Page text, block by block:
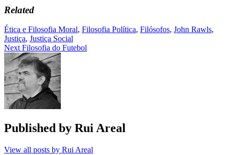
Related
Ética e Filosofia Moral, Filosofia Política, Filósofos, John Rawls,
Justiça, Justiça Social
Navegação
de
artigos
Next Filosofia do Futebol
Published by Rui Areal
View all posts by Rui Areal